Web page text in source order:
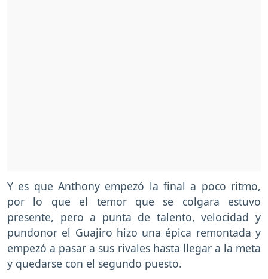
Y es que Anthony empezó la final a poco ritmo,
por lo que el temor que se colgara estuvo
presente, pero a punta de talento, velocidad y
pundonor el Guajiro hizo una épica remontada y
empezó a pasar a sus rivales hasta llegar a la meta
y quedarse con el segundo puesto.